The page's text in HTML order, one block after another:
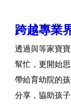
跨越專業
透過與等家寶
幫忙，更開始
帶給育幼院的
分享，協助孩